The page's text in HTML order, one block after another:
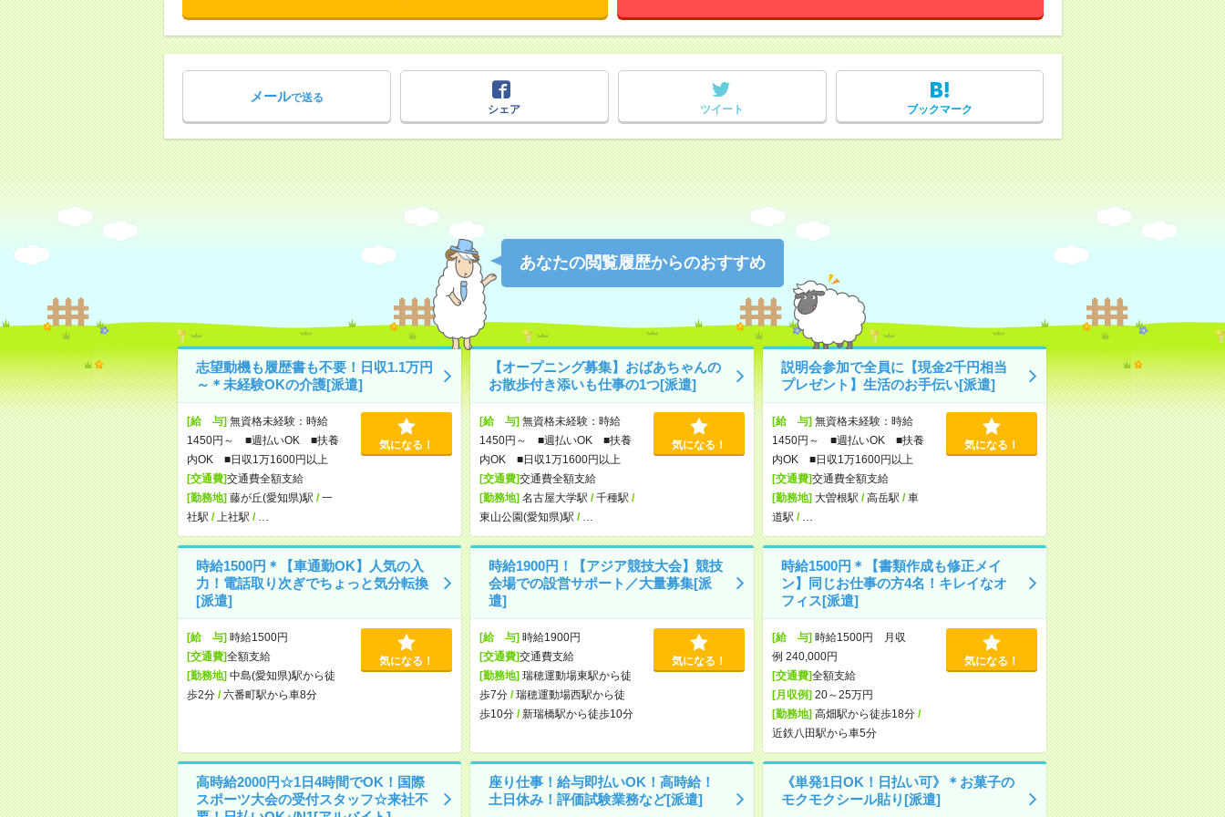
メールで送る
シェア
ツイート ブックマーク
あなたの閲覧履歴からのおすすめ
志望動機も履歴書も不要！日収1.1万円
～＊未経験OKの介護[派遣]
[給 与]無資格未経験：時給
1450円～ ■週払いOK ■扶養
内OK ■日収1万1600円以上
[交通費]交通費全額支給
[勤務地]藤が丘(愛知県)駅 /一
社駅 / 上社駅 /
気になる！
【オープニング募集】おばあちゃんの
お散歩付き添いも仕事の1つ[派遣]
[給 与]無資格未経験：時給
1450円～ ■週払いOK ■扶養
内OK ■日収1万1600円以上
[交通費]交通費全額支給
[勤務地]名古屋大学駅 /千種駅 /
東山公園(愛知県)駅 /
気になる！
説明会参加で全員に【現金2千円相当
プレゼント】生活のお手伝い[派遣]
[給 与]無資格未経験：時給
1450円～ ■週払いOK ■扶養
内OK ■日収1万1600円以上
[交通費]交通費全額支給
[勤務地]大曽根駅 /高岳駅 /車
道駅 /
気になる！
時給1500円＊【車通勤OK】人気の入
力！電話取り次ぎでちょっと気分転換
[派遣]
[給 与]時給1500円
[交通費]全額支給
[勤務地]中島(愛知県)駅から徒
歩2分/六番町駅から車8分
気になる！
時給1900円！【アジア競技大会】競技
会場での設営サポート／大量募集[派
遣]
[給 与]時給1900円
[交通費]交通費支給
[勤務地]瑞穂運動場東駅から徒
歩7分/瑞穂運動場西駅から徒
歩10分/新瑞橋駅から徒歩10分
気になる！
時給1500円＊【書類作成も修正メイ
ン】同じお仕事の方4名！キレイなオ
フィス[派遣]
[給 与]時給1500円 月収
例 240,000円
[交通費]全額支給
[月収例]20～25万円
[勤務地]高畑駅から徒歩18分/
近鉄八田駅から車5分
気になる！
高時給2000円☆1日4時間でOK！国際
スポーツ大会の受付スタッフ☆来社不
座り仕事！給与即払いOK！高時給！
土日休み！評価試験業務など[派遣]
《単発1日OK！日払い可》＊お菓子の
モクモクシール貼り[派遣]